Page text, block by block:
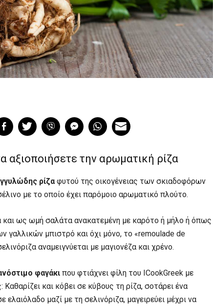
αξιοποιήσετε την αρωματική ρίζα
ρίζα φυτού της οικογένειας των σκιαδοφόρων
με το οποίο έχει παρόμοιο αρωματικό πλούτο.
και ως ωμή σαλάτα ανακατεμένη με καρότο ή μήλο ή όπως
γαλλικών μπιστρό και όχι μόνο, το «remoulade de
αναμειγνύεται με μαγιονέζα και χρένο.
φαγάκι που φτιάχνει φίλη του ICookGreek με
Καθαρίζει και κόβει σε κύβους τη ρίζα, σοτάρει ένα
ελαιόλαδο μαζί με τη σελινόριζα, μαγειρεύει μέχρι να